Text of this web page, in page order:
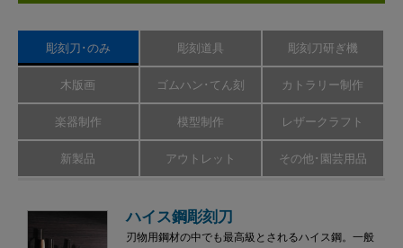
彫刻刀･のみ 彫刻道具 彫刻刀研ぎ機
木版画 ゴムハン･てん刻 カトラリー制作
楽器制作 模型制作 レザークラフト
新製品 アウトレット その他･園芸用品
ハイス鋼彫刻刀
刃物用鋼材の中でも最高級とされるハイス鋼。一般